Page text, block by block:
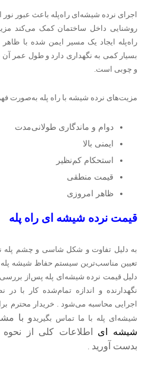
اجرای نرده شیشه‌ای راه‌پله باعث عبور
روشنایی داخل ساختمان کمک می‌کند
راه‌پله ایجاد یک مسیر ایمن شده با
بسیار کمی به نگهداری دارد و طول عمر آن
و چوبی است
مزیت‌های نرده شیشه با راه پله به‌صورت
دوام و ماندگاری طولانی‌مدت
ایمنی بالا
استحکام کم‌نظیر
قیمت منطقی
ظاهر امروزی
قیمت نرده شیشه ای راه پله
به دلیل تفاوت و شکل شاسی و چشم پله
تعیین مناسب‌ترین سیستم حفاظ شیشه
دلیل قیمت نرده شیشه‌ای پله پس‌از
نگهدارنده و اندازه تمام‌شده کار با
اجرایی محاسبه می‌شود . خریدار محترم
شیشه‌ای پله با ما تماس بگیرید و با
شیشه ای اطلاعات کلی از
بدست آورید